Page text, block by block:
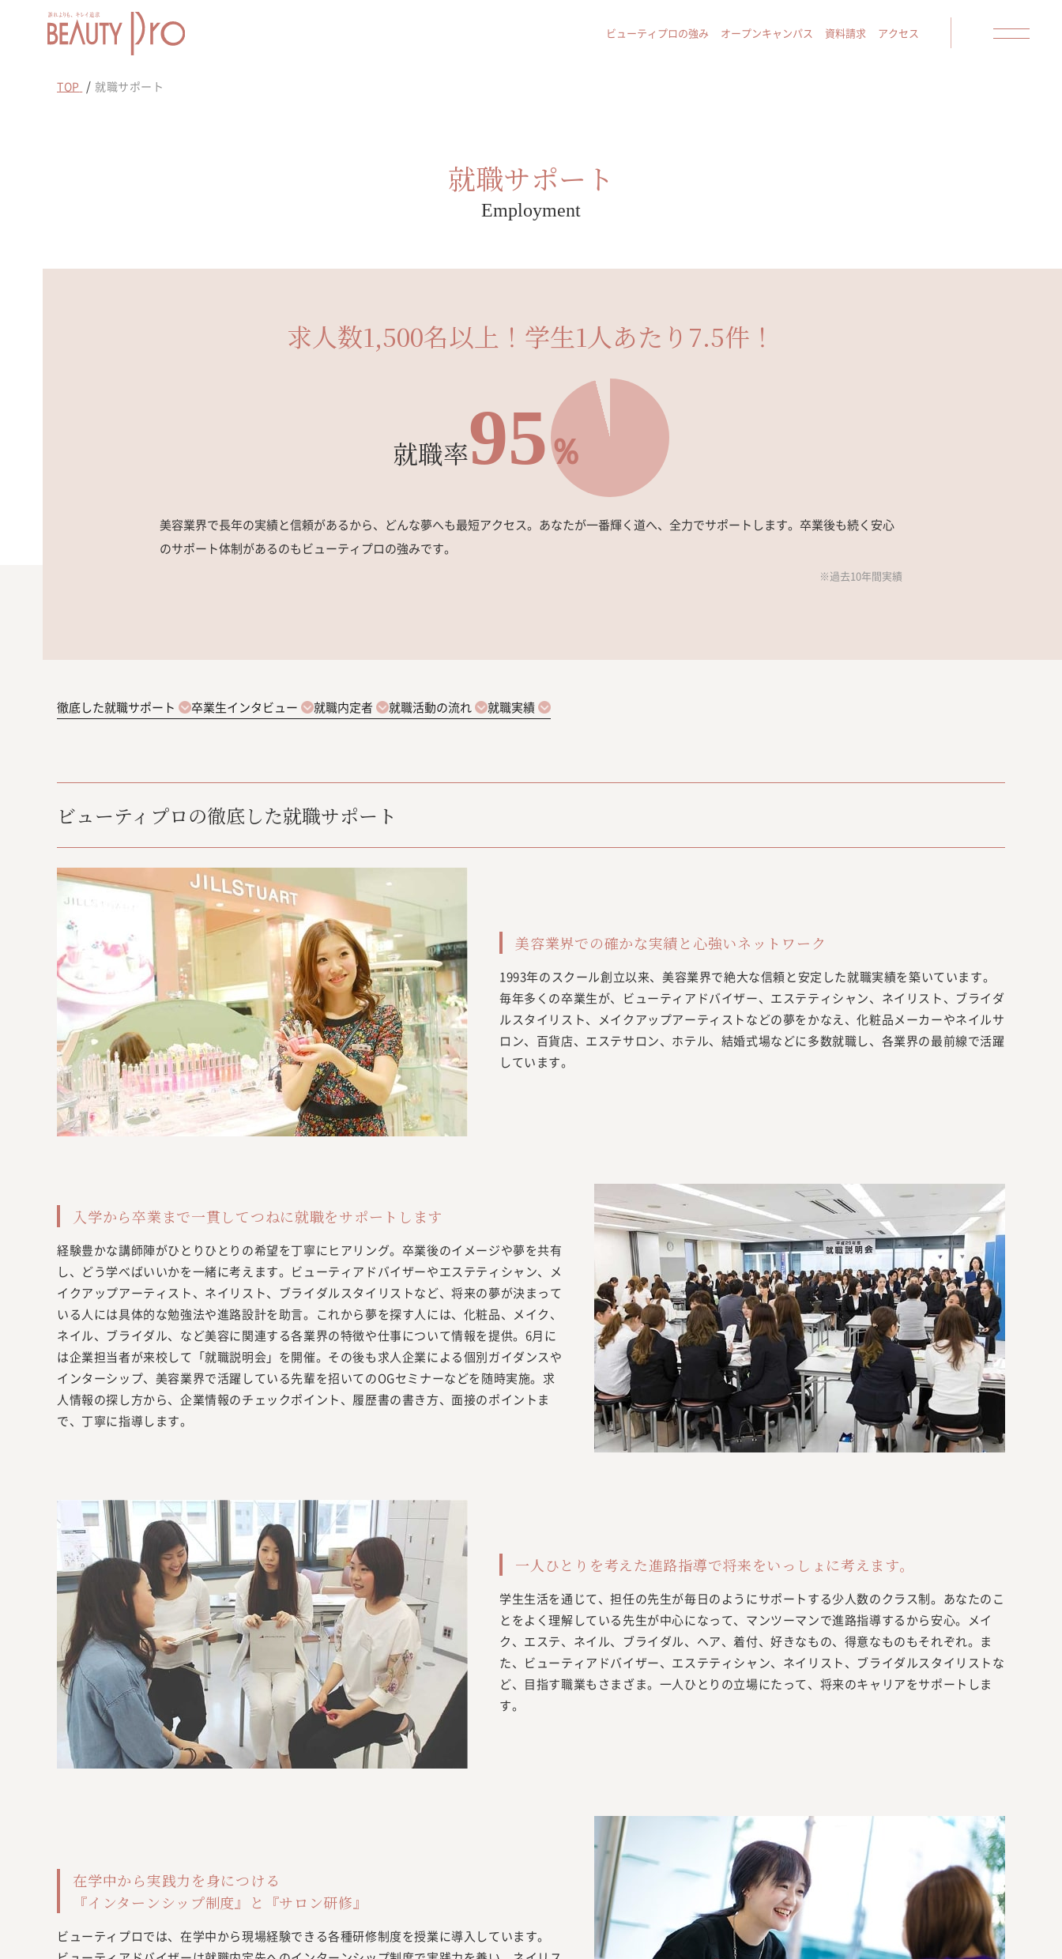
ビューティプロの強み オープンキャンパス 資料請求 アクセス
TOP 就職サポート
就職サポート
Employment
求人数1,500名以上！ 学生1人あたり7.5件！
就職率95％
美容業界で長年の実績と信頼があるから、どんな夢へも最短アクセス。あなたが一番輝く道へ、全力でサポートします。卒業後も続く安心
のサポート体制があるのもビューティプロの強みです。
※過去10年間実績
徹底した就職サポート 卒業生インタビュー 就職内定者 就職活動の流れ 就職実績
ビューティプロの徹底した就職サポート
美容業界での確かな実績と心強いネットワーク
1993年のスクール創立以来、美容業界で絶大な信頼と安定した就職実績を築いています。
毎年多くの卒業生が、ビューティアドバイザー、エステティシャン、ネイリスト、ブライダ
ルスタイリスト、メイクアップアーティストなどの夢をかなえ、化粧品メーカーやネイルサ
ロン、百貨店、エステサロン、ホテル、結婚式場などに多数就職し、各業界の最前線で活躍
しています。
入学から卒業まで一貫してつねに就職をサポートします
経験豊かな講師陣がひとりひとりの希望を丁寧にヒアリング。卒業後のイメージや夢を共有
し、どう学べばいいかを一緒に考えます。ビューティアドバイザーやエステティシャン、メ
イクアップアーティスト、ネイリスト、ブライダルスタイリストなど、将来の夢が決まって
いる人には具体的な勉強法や進路設計を助言。これから夢を探す人には、化粧品、メイク、
ネイル、ブライダル、など美容に関連する各業界の特徴や仕事について情報を提供。6月に
は企業担当者が来校して「就職説明会」を開催。その後も求人企業による個別ガイダンスや
インターシップ、美容業界で活躍している先輩を招いてのOGセミナーなどを随時実施。求
人情報の探し方から、企業情報のチェックポイント、履歴書の書き方、面接のポイントま
で、丁寧に指導します。
一人ひとりを考えた進路指導で将来をいっしょに考えます。
学生生活を通じて、担任の先生が毎日のようにサポートする少人数のクラス制。あなたのこ
とをよく理解している先生が中心になって、マンツーマンで進路指導するから安心。メイ
ク、エステ、ネイル、ブライダル、ヘア、着付、好きなもの、得意なものもそれぞれ。ま
た、ビューティアドバイザー、エステティシャン、ネイリスト、ブライダルスタイリストな
ど、目指す職業もさまざま。一人ひとりの立場にたって、将来のキャリアをサポートしま
す。
在学中から実践力を身につける
『インターンシップ制度』と『サロン研修』
ビューティプロでは、在学中から現場経験できる各種研修制度を授業に導入しています。